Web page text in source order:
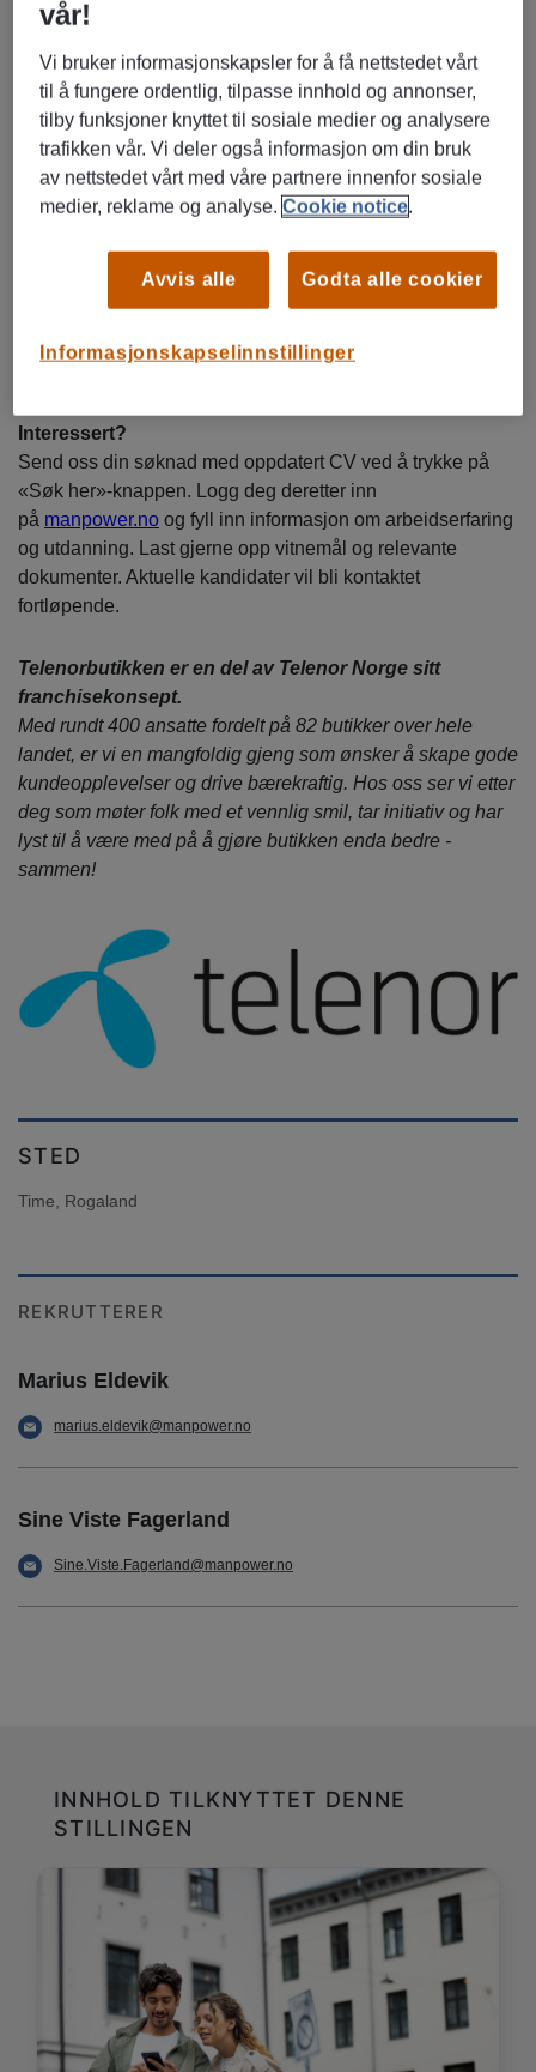
God opplæring og tett oppfølging
Erfaring fra en av Norges mest kjente merkevarer
Arbeidsoppgaver:
Salg av produkter og tjenester
Veilede og hjelpe kunder med gode løsninger
Sørge for at butikken fremstår ryddig og innbydende
Kvalifikasjoner:
Serviceinnstilt og trives med kundekontakt
Interessert?
Send oss din søknad med oppdatert CV ved å trykke på
«Søk her»-knappen. Logg deg deretter inn
på manpower.no og fyll inn informasjon om arbeidserfaring
og utdanning. Last gjerne opp vitnemål og relevante
dokumenter. Aktuelle kandidater vil bli kontaktet
fortløpende.
Telenorbutikken er en del av Telenor Norge sitt
franchisekonsept.
Med rundt 400 ansatte fordelt på 82 butikker over hele
landet, er vi en mangfoldig gjeng som ønsker å skape gode
kundeopplevelser og drive bærekraftig. Hos oss ser vi etter
deg som møter folk med et vennlig smil, tar initiativ og har
lyst til å være med på å gjøre butikken enda bedre -
sammen!
STED
Time, Rogaland
REKRUTTERER
Marius Eldevik
marius.eldevik@manpower.no
Sine Viste Fagerland
Sine.Viste.Fagerland@manpower.no
INNHOLD TILKNYTTET DENNE
STILLINGEN
vår!
Vi bruker informasjonskapsler for å få nettstedet vårt
til å fungere ordentlig, tilpasse innhold og annonser,
tilby funksjoner knyttet til sosiale medier og analysere
trafikken vår. Vi deler også informasjon om din bruk
av nettstedet vårt med våre partnere innenfor sosiale
medier, reklame og analyse.Cookie notice.
Informasjonskapselinnstillinger
Avvis alle Godta alle cookier